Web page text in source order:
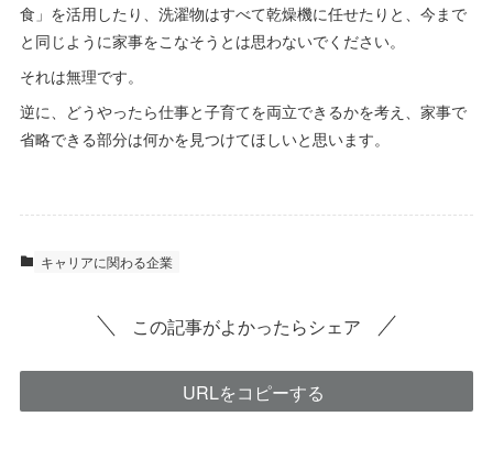
食」を活用したり、洗濯物はすべて乾燥機に任せたりと、今まで
と同じように家事をこなそうとは思わないでください。
それは無理です。
逆に、どうやったら仕事と子育てを両立できるかを考え、家事で
省略できる部分は何かを見つけてほしいと思います。
キャリアに関わる企業
この記事がよかったらシェア
URLをコピーする